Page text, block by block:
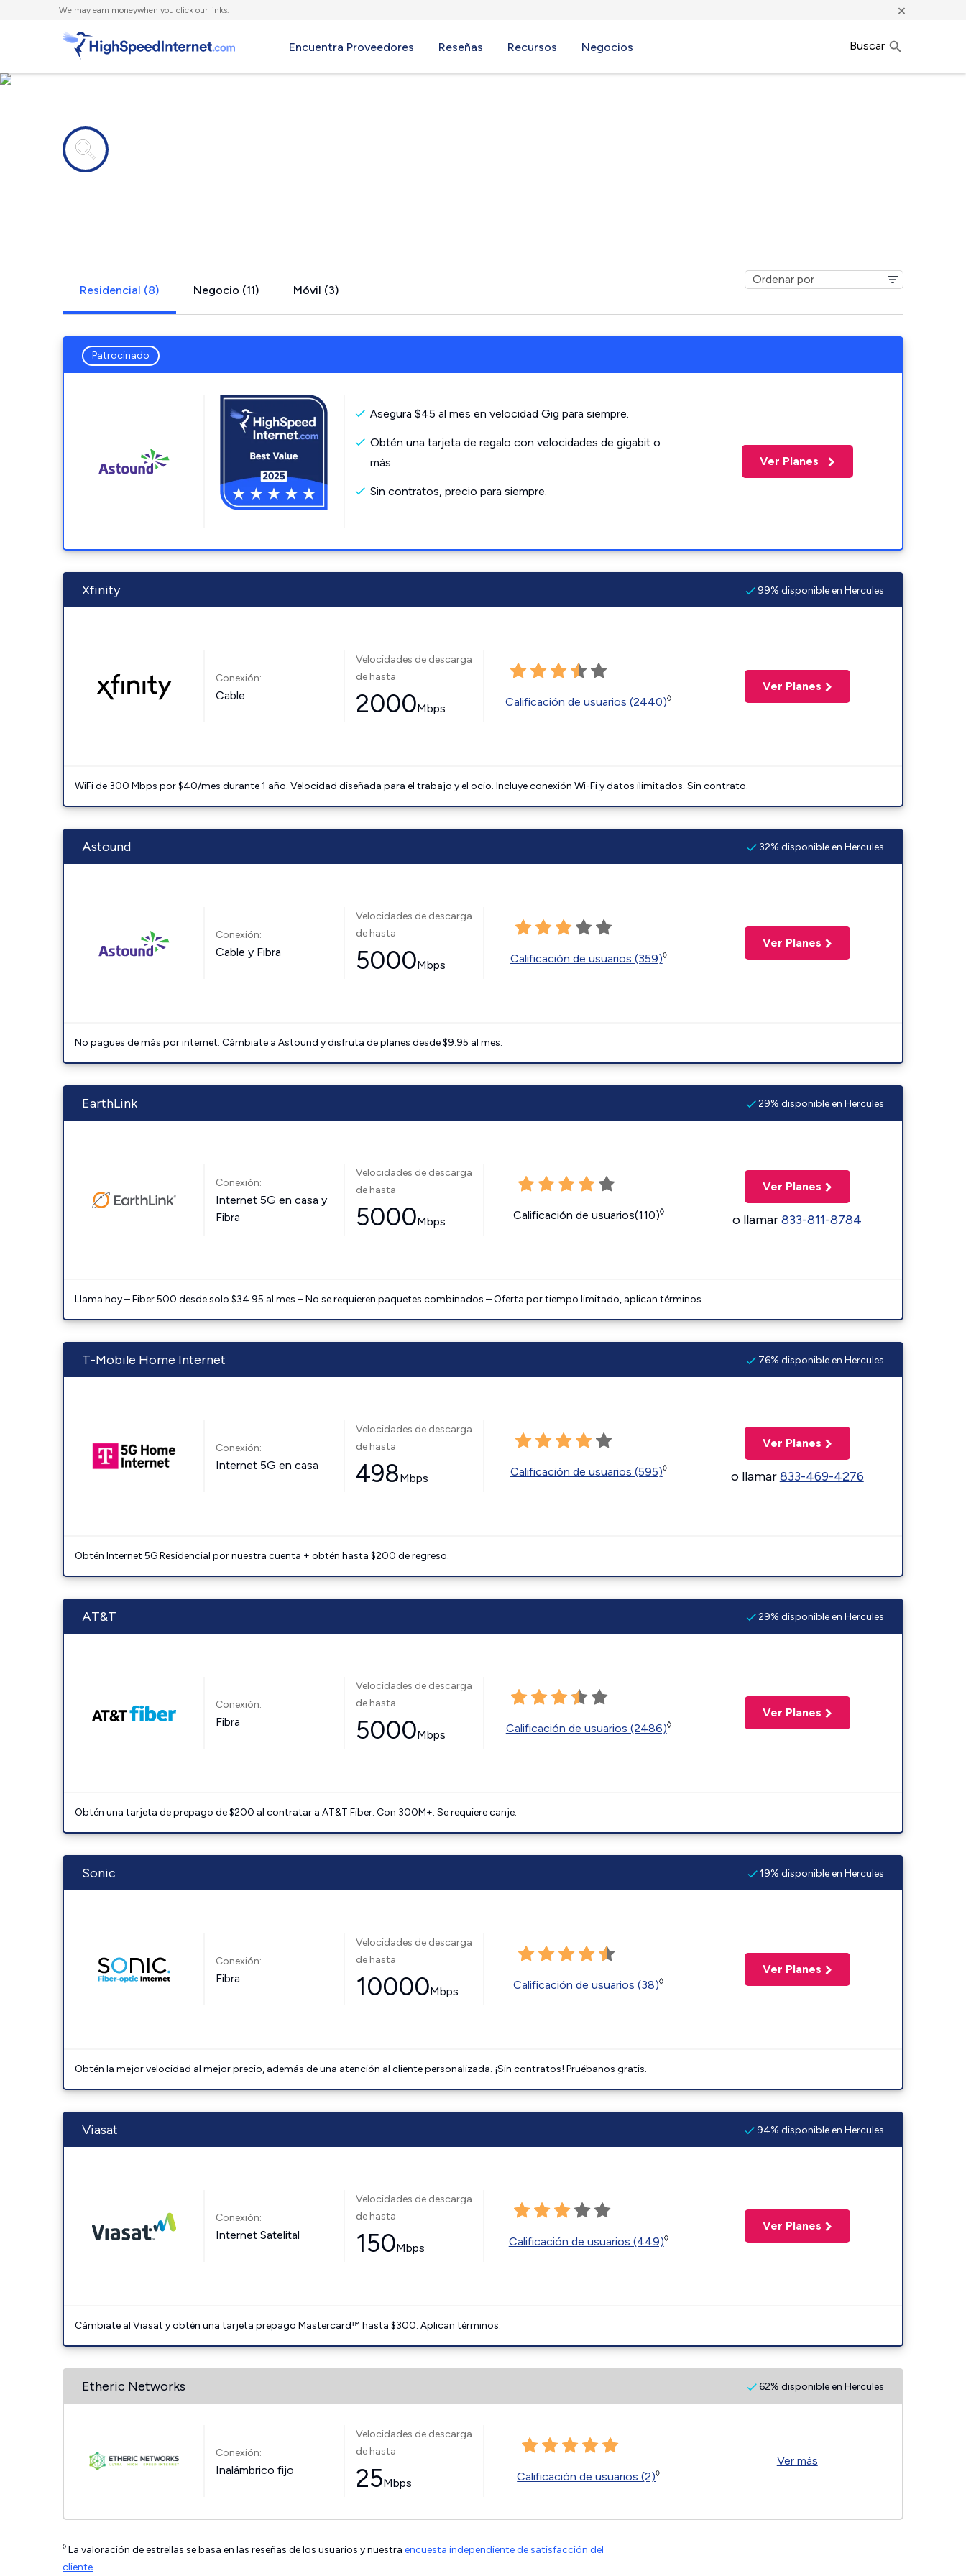
We may earn moneywhen you click our links. ×
Encuentra Proveedores Reseñas Recursos Negocios Buscar
Residencial (8) Negocio (11) Móvil (3)
Patrocinado
Asegura $45 al mes en velocidad Gig para siempre.
Obtén una tarjeta de regalo con velocidades de gigabit o
más.
Sin contratos, precio para siempre.
Ver Planes
Xfinity 99% disponible en Hercules
Conexión:
Cable
Velocidades de descarga
de hasta
2000Mbps Calificación de usuarios (2440)◊
Ver Planes
WiFi de 300 Mbps por $40/mes durante 1 año. Velocidad diseñada para el trabajo y el ocio. Incluye conexión Wi-Fi y datos ilimitados. Sin contrato.
Astound 32% disponible en Hercules
Conexión:
Cable y Fibra
Velocidades de descarga
de hasta
5000Mbps Calificación de usuarios (359)◊
Ver Planes
No pagues de más por internet. Cámbiate a Astound y disfruta de planes desde $9.95 al mes.
EarthLink 29% disponible en Hercules
Conexión:
Internet 5G en casa y
Fibra
Velocidades de descarga
de hasta
5000Mbps Calificación de usuarios(110)◊
Ver Planes
o llamar833-811-8784
Llama hoy – Fiber 500 desde solo $34.95 al mes – No se requieren paquetes combinados – Oferta por tiempo limitado, aplican términos.
T-Mobile Home Internet 76% disponible en Hercules
Conexión:
Internet 5G en casa
Velocidades de descarga
de hasta
498Mbps Calificación de usuarios (595)◊
Ver Planes
o llamar833-469-4276
Obtén Internet 5G Residencial por nuestra cuenta + obtén hasta $200 de regreso.
AT&T 29% disponible en Hercules
Conexión:
Fibra
Velocidades de descarga
de hasta
5000Mbps Calificación de usuarios (2486)◊
Ver Planes
Obtén una tarjeta de prepago de $200 al contratar a AT&T Fiber. Con 300M+. Se requiere canje.
Sonic 19% disponible en Hercules
Conexión:
Fibra
Velocidades de descarga
de hasta
10000Mbps Calificación de usuarios (38)◊
Ver Planes
Obtén la mejor velocidad al mejor precio, además de una atención al cliente personalizada. ¡Sin contratos! Pruébanos gratis.
Viasat 94% disponible en Hercules
Conexión:
Internet Satelital
Velocidades de descarga
de hasta
150Mbps Calificación de usuarios (449)◊
Ver Planes
Cámbiate al Viasat y obtén una tarjeta prepago Mastercard™ hasta $300. Aplican términos.
Etheric Networks 62% disponible en Hercules
Conexión:
Inalámbrico fijo
Velocidades de descarga
de hasta
25Mbps Calificación de usuarios (2)◊
Ver más
◊ La valoración de estrellas se basa en las reseñas de los usuarios y nuestra encuesta independiente de satisfacción del
cliente.